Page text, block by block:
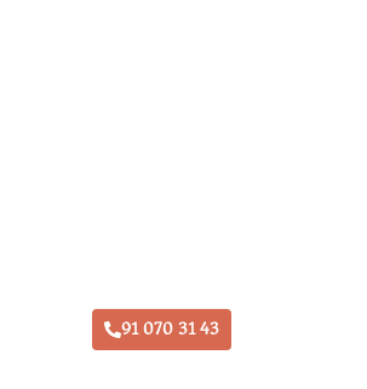
91 070 31 43